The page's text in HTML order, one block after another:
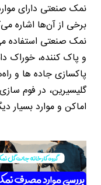
نمک صنعتی دارای
برخی از آن‌ها اشاره
نمک صنعتی استفاده
و پاک کننده، خوراک
پاکسازی جاده ها و
گلیسیرین، در فوم
اماکن و موارد بسیار